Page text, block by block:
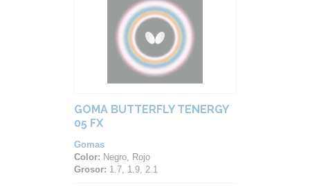
GOMA BUTTERFLY TENERGY
05 FX
Gomas
Color: Negro, Rojo
Grosor: 1.7, 1.9, 2.1